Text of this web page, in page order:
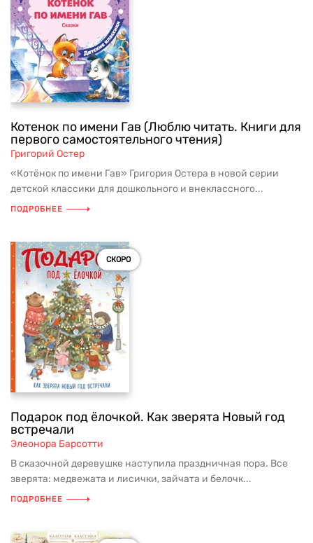
Котенок по имени Гав (Люблю читать. Книги для
первого самостоятельного чтения)
Григорий Остер
«Котёнок по имени Гав» Григория Остера в новой серии
детской классики для дошкольного и внеклассного...
ПОДРОБНЕЕ
СКОРО
Подарок под ёлочкой. Как зверята Новый год
встречали
Элеонора Барсотти
В сказочной деревушке наступила праздничная пора. Все
зверята: медвежата и лисички, зайчата и белочк...
ПОДРОБНЕЕ